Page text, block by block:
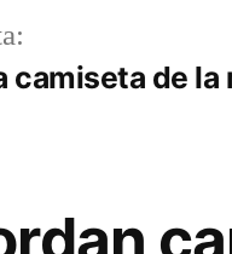
camiseta de la